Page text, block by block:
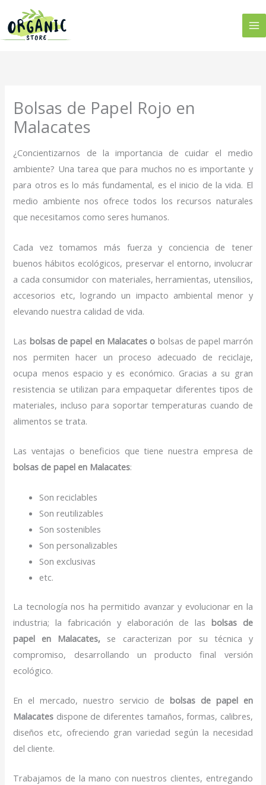
contenido
Bolsas de Papel Rojo en
Malacates
¿Concientizarnos de la importancia de cuidar el medio
ambiente? Una tarea que para muchos no es importante y
para otros es lo más fundamental, es el inicio de la vida. El
medio ambiente nos ofrece todos los recursos naturales
que necesitamos como seres humanos.
Cada vez tomamos más fuerza y conciencia de tener
buenos hábitos ecológicos, preservar el entorno, involucrar
a cada consumidor con materiales, herramientas, utensilios,
accesorios etc, logrando un impacto ambiental menor y
elevando nuestra calidad de vida.
Las bolsas de papel en Malacates o bolsas de papel marrón
nos permiten hacer un proceso adecuado de reciclaje,
ocupa menos espacio y es económico. Gracias a su gran
resistencia se utilizan para empaquetar diferentes tipos de
materiales, incluso para soportar temperaturas cuando de
alimentos se trata.
Las ventajas o beneficios que tiene nuestra empresa de
bolsas de papel en Malacates:
Son reciclables
Son reutilizables
Son sostenibles
Son personalizables
Son exclusivas
etc.
La tecnología nos ha permitido avanzar y evolucionar en la
industria; la fabricación y elaboración de las bolsas de
papel en Malacates, se caracterizan por su técnica y
compromiso, desarrollando un producto final versión
ecológico.
En el mercado, nuestro servicio de bolsas de papel en
Malacates dispone de diferentes tamaños, formas, calibres,
diseños etc, ofreciendo gran variedad según la necesidad
del cliente.
Trabajamos de la mano con nuestros clientes, entregando